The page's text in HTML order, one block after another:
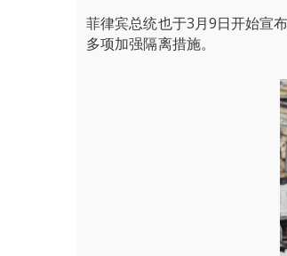
菲律宾总统也于3月9日开始宣
多项加强隔离措施。